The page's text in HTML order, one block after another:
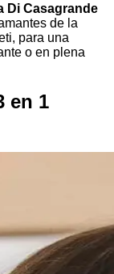
Di Casagrande
de la
para una
o en plena
en 1